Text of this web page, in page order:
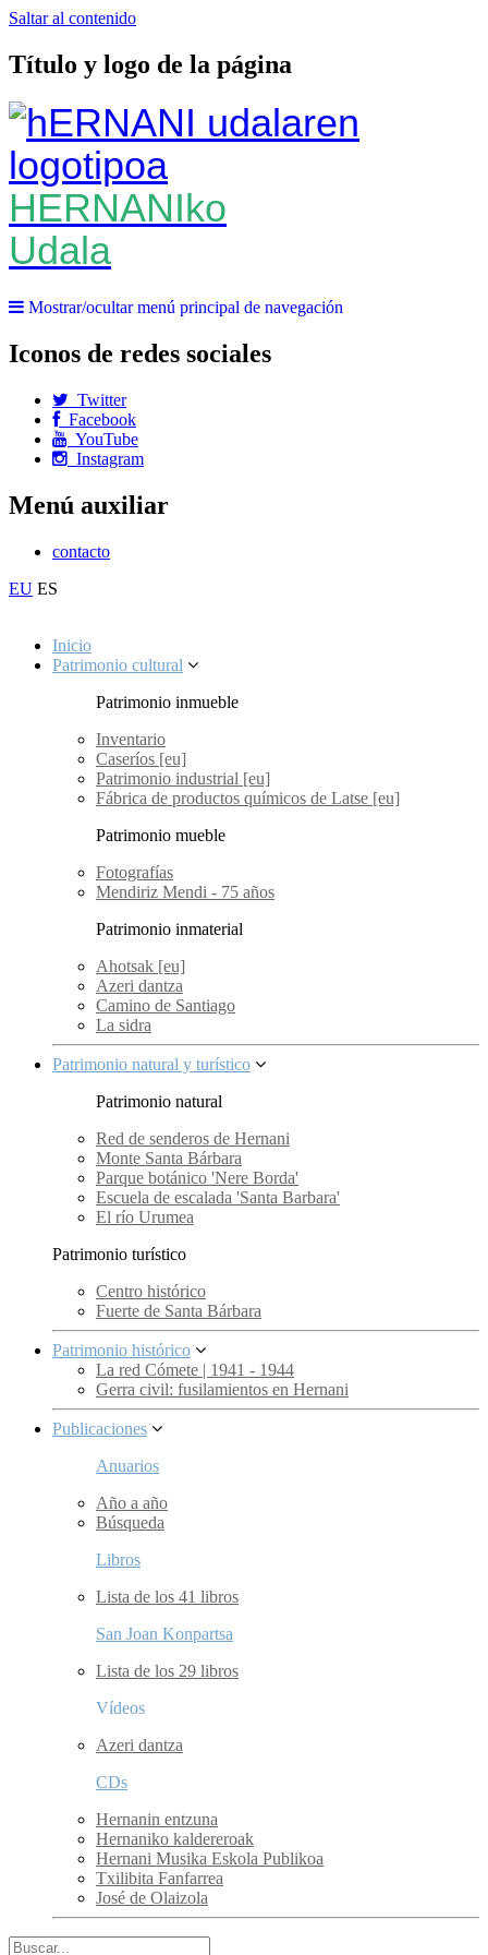
Saltar al contenido
Título y logo de la página
HERNANIko
Udala
Mostrar/ocultar menú principal de navegación
Iconos de redes sociales
Twitter
Facebook
YouTube
Instagram
Menú auxiliar
contacto
EU ES
Inicio
Patrimonio cultural
Patrimonio inmueble
Inventario
Caseríos [eu]
Patrimonio industrial [eu]
Fábrica de productos químicos de Latse [eu]
Patrimonio mueble
Fotografías
Mendiriz Mendi - 75 años
Patrimonio inmaterial
Ahotsak [eu]
Azeri dantza
Camino de Santiago
La sidra
Patrimonio natural y turístico
Patrimonio natural
Red de senderos de Hernani
Monte Santa Bárbara
Parque botánico 'Nere Borda'
Escuela de escalada 'Santa Barbara'
El río Urumea
Patrimonio turístico
Centro histórico
Fuerte de Santa Bárbara
Patrimonio histórico
La red Cómete | 1941 - 1944
Gerra civil: fusilamientos en Hernani
Publicaciones
Anuarios
Año a año
Búsqueda
Libros
Lista de los 41 libros
San Joan Konpartsa
Lista de los 29 libros
Vídeos
Azeri dantza
CDs
Hernanin entzuna
Hernaniko kaldereroak
Hernani Musika Eskola Publikoa
Txilibita Fanfarrea
José de Olaizola